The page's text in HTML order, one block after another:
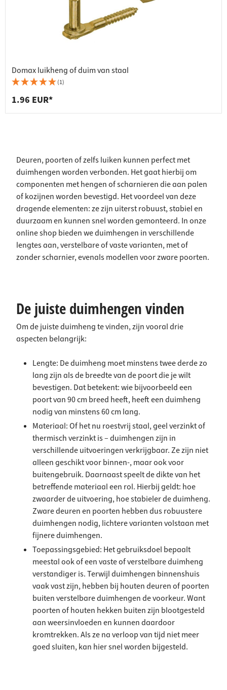
Domax luikheng of duim van staal
(1)
1.96 EUR*
Deuren, poorten of zelfs luiken kunnen perfect met
duimhengen worden verbonden. Het gaat hierbij om
componenten met hengen of scharnieren die aan palen
of kozijnen worden bevestigd. Het voordeel van deze
dragende elementen: ze zijn uiterst robuust, stabiel en
duurzaam en kunnen snel worden gemonteerd. In onze
online shop bieden we duimhengen in verschillende
lengtes aan, verstelbare of vaste varianten, met of
zonder scharnier, evenals modellen voor zware poorten.
De juiste duimhengen vinden
Om de juiste duimheng te vinden, zijn vooral drie
aspecten belangrijk:
Lengte: De duimheng moet minstens twee derde zo
lang zijn als de breedte van de poort die je wilt
bevestigen. Dat betekent: wie bijvoorbeeld een
poort van 90 cm breed heeft, heeft een duimheng
nodig van minstens 60 cm lang.
Materiaal: Of het nu roestvrij staal, geel verzinkt of
thermisch verzinkt is – duimhengen zijn in
verschillende uitvoeringen verkrijgbaar. Ze zijn niet
alleen geschikt voor binnen-, maar ook voor
buitengebruik. Daarnaast speelt de dikte van het
betreffende materiaal een rol. Hierbij geldt: hoe
zwaarder de uitvoering, hoe stabieler de duimheng.
Zware deuren en poorten hebben dus robuustere
duimhengen nodig, lichtere varianten volstaan met
fijnere duimhengen.
Toepassingsgebied: Het gebruiksdoel bepaalt
meestal ook of een vaste of verstelbare duimheng
verstandiger is. Terwijl duimhengen binnenshuis
vaak vast zijn, hebben bij houten deuren of poorten
buiten verstelbare duimhengen de voorkeur. Want
poorten of houten hekken buiten zijn blootgesteld
aan weersinvloeden en kunnen daardoor
kromtrekken. Als ze na verloop van tijd niet meer
goed sluiten, kan hier snel worden bijgesteld.